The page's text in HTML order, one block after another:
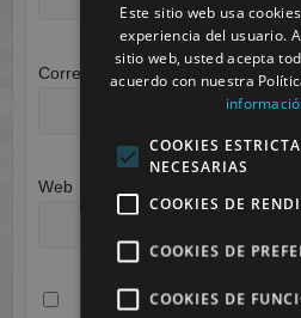
Correo electrónico
Web
Este sitio web usa
experiencia del usuario.
sitio web, usted acepta
acuerdo con nuestra
COOKIES
NECESARIAS
COOKIES DE
COOKIES DE
COOKIES DE